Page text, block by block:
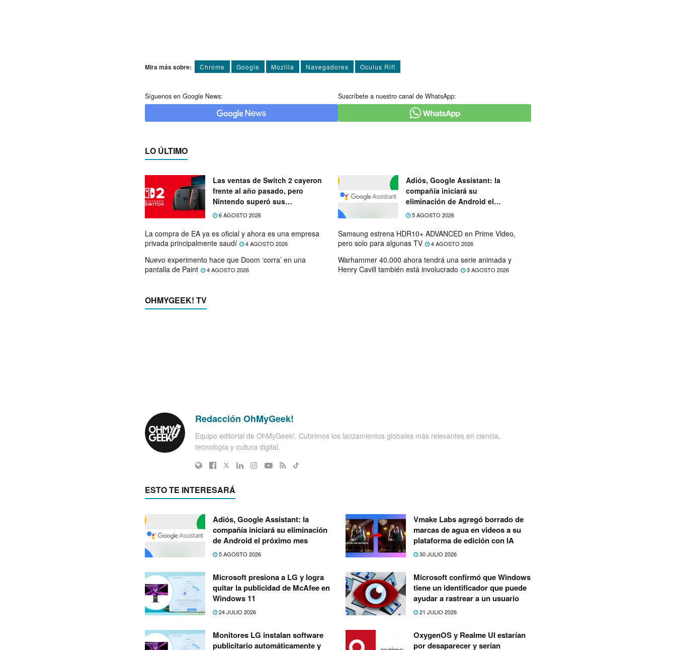
Mira más sobre: Chrome Google Mozilla Navegadores Oculus Rift
Síguenos en Google News: Suscríbete a nuestro canal de WhatsApp:
LO ÚLTIMO
Las ventas de Switch 2 cayeron
frente al año pasado, pero
Nintendo superó sus
expectativas
6 AGOSTO 2026
Adiós, Google Assistant: la
compañía iniciará su
eliminación de Android el
próximo mes
5 AGOSTO 2026
La compra de EA ya es oficial y ahora es una empresa
privada principalmente saudí
4 AGOSTO 2026
Samsung estrena HDR10+ ADVANCED en Prime Video,
pero solo para algunas TV
4 AGOSTO 2026
Nuevo experimento hace que Doom ‘corra’ en una
pantalla de Paint
4 AGOSTO 2026
Warhammer 40.000 ahora tendrá una serie animada y
Henry Cavill también está involucrado
3 AGOSTO 2026
OHMYGEEK! TV
Redacción OhMyGeek!
Equipo editorial de OhMyGeek!. Cubrimos los lanzamientos globales más relevantes en ciencia,
tecnología y cultura digital.
ESTO TE INTERESARÁ
Adiós, Google Assistant: la
compañía iniciará su eliminación
de Android el próximo mes
5 AGOSTO 2026
Vmake Labs agregó borrado de
marcas de agua en videos a su
plataforma de edición con IA
30 JULIO 2026
Microsoft presiona a LG y logra
quitar la publicidad de McAfee en
Windows 11
24 JULIO 2026
Microsoft confirmó que Windows
tiene un identificador que puede
ayudar a rastrear a un usuario
21 JULIO 2026
Monitores LG instalan software
publicitario automáticamente y
OxygenOS y Realme UI estarían
por desaparecer y serían